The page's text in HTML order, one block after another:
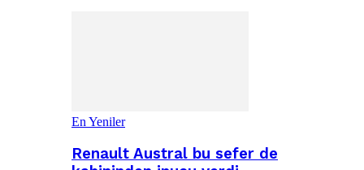
En Yeniler
Renault Austral bu sefer de